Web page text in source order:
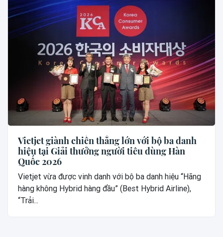
Vietjet giành chiến thắng lớn với bộ ba danh
hiệu tại Giải thưởng người tiêu dùng Hàn
Quốc 2026
Vietjet vừa được vinh danh với bộ ba danh hiệu “Hãng
hàng không Hybrid hàng đầu” (Best Hybrid Airline),
“Trải...